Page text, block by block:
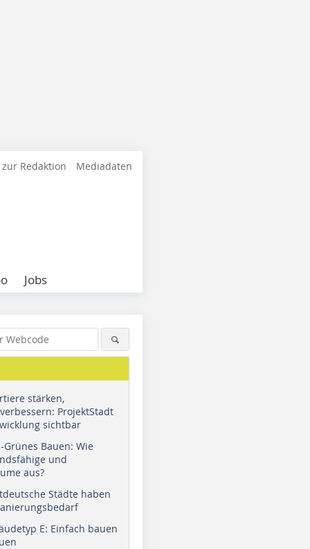
Redaktion Mediadaten
Jobs
stärken,
ProjektStadt
sichtbar
Grünes Bauen: Wie
und
aus?
Städte haben
E: Einfach bauen